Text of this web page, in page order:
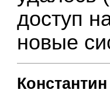
доступ
новые